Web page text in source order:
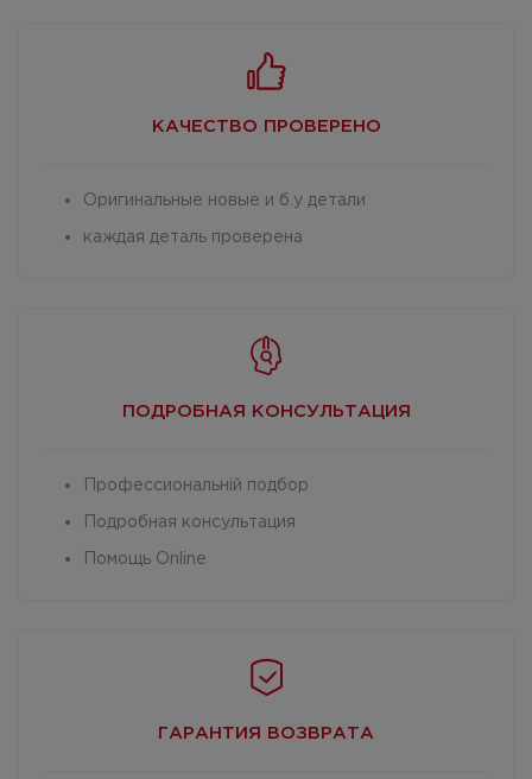
КАЧЕСТВО ПРОВЕРЕНО
Оригинальные новые и б.у детали
каждая деталь проверена
ПОДРОБНАЯ КОНСУЛЬТАЦИЯ
Профессиональній подбор
Подробная консультация
Помощь Online
ГАРАНТИЯ ВОЗВРАТА